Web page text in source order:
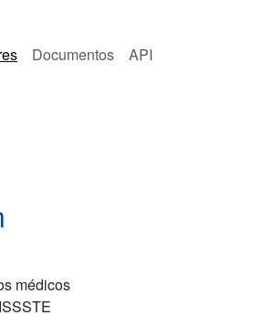
Documentos API
médicos